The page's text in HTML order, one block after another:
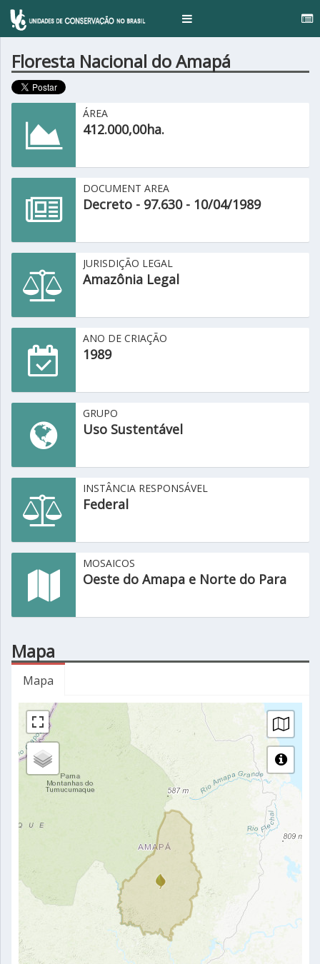
Toggle
Floresta Nacional do Amapá
ÁREA
412.000,00ha.
DOCUMENT AREA
Decreto - 97.630 - 10/04/1989
JURISDIÇÃO LEGAL
Amazônia Legal
ANO DE CRIAÇÃO
1989
GRUPO
Uso Sustentável
INSTÂNCIA RESPONSÁVEL
Federal
MOSAICOS
Oeste do Amapa e Norte do Para
Mapa
Mapa